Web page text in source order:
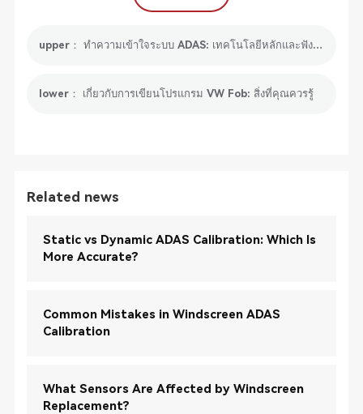
upper： ทำความเข้าใจระบบ ADAS: เทคโนโลยีหลักและฟังก์ชันของระบบ ADAS
lower： เกี่ยวกับการเขียนโปรแกรม VW Fob: สิ่งที่คุณควรรู้
Related news
Static vs Dynamic ADAS Calibration: Which Is
More Accurate?
Common Mistakes in Windscreen ADAS
Calibration
What Sensors Are Affected by Windscreen
Replacement?